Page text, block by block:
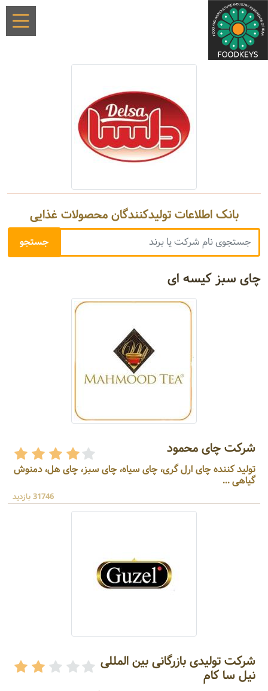
بانک اطلاعات تولیدکنندگان محصولات غذایی
چای سبز کیسه ای
شرکت چای محمود
تولید کننده چای ارل گری، چای سیاه، چای سبز، چای هل، دمنوش
گیاهی ...
31746 بازدید
شرکت تولیدی بازرگانی بین المللی
نیل سا کام